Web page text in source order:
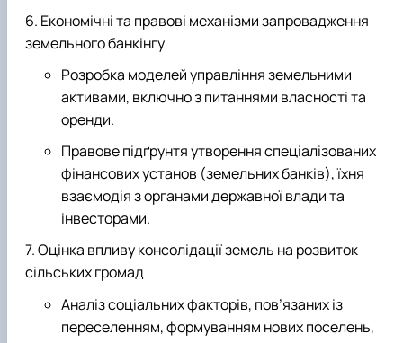
Економічні та правові механізми запровадження
земельного банкінгу
Розробка моделей управління земельними
активами, включно з питаннями власності та
оренди.
Правове підґрунтя утворення спеціалізованих
фінансових установ (земельних банків), їхня
взаємодія з органами державної влади та
інвесторами.
Оцінка впливу консолідації земель на розвиток
сільських громад
Аналіз соціальних факторів, пов’язаних із
переселенням, формуванням нових поселень,